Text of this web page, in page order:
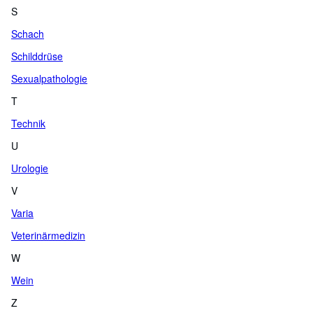
S
Schach
Schilddrüse
Sexualpathologie
T
Technik
U
Urologie
V
Varia
Veterinärmedizin
W
Wein
Z